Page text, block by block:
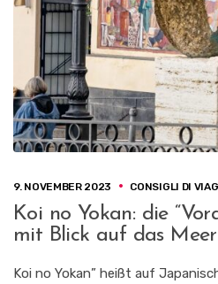
9. NOVEMBER 2023 CONSIGLI DI
Koi no Yokan: die
mit Blick auf das
Koi no Yokan” heißt auf